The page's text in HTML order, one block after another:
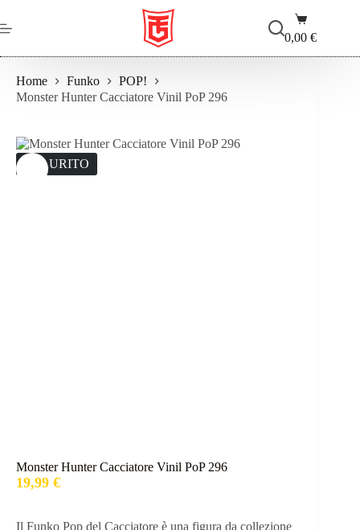
al
contenuto
Carrello
0,00€
Home Funko
POP!
Monster Hunter Cacciatore Vinil PoP 296
ESAURITO
Monster Hunter Cacciatore Vinil PoP 296
19,99 €
Il Funko Pop del Cacciatore è una figura da collezione